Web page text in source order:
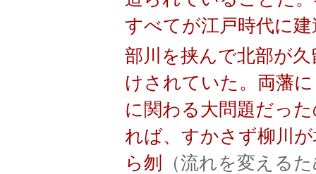
すべてが江戸時代に
部川を挟んで北部が
けされていた。両藩
に関わる大問題だっ
れば、すかさず柳川
ら刎
（流れを変える